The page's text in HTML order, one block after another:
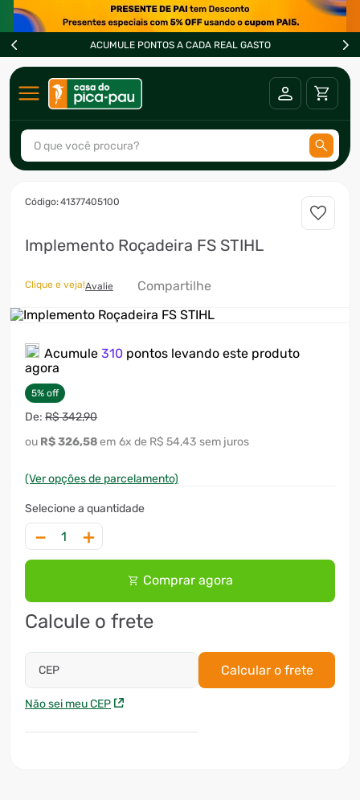
ACUMULE PONTOS A CADA REAL GASTO
O que você procura?
:41377405100
Implemento Roçadeira FS STIHL
Clique e veja!Avalie Compartilhe
Acumule 310 pontos levando este produto
agora
5% off
R$342,90
R$326,58 6x R$ 54,43 sem juros
(Ver opções de parcelamento)
＋
－
Comprar agora
Calcule o frete
CEP
Não sei meu CEP
Calcular o frete
2º
fogão
6 º
cervejeira
7º
ventilador
8 º
motosserra
9º
lavadora
climatizador